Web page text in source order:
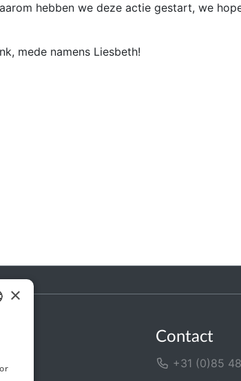
hebben we deze actie gestart, we
mede namens Liesbeth!
Contact
+31 (0)85
×